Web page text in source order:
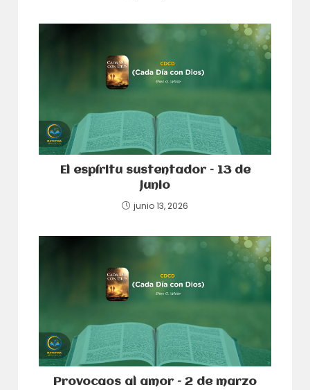
El espíritu sustentador – 13 de
junio
junio 13, 2026
Provocaos al amor – 2 de marzo